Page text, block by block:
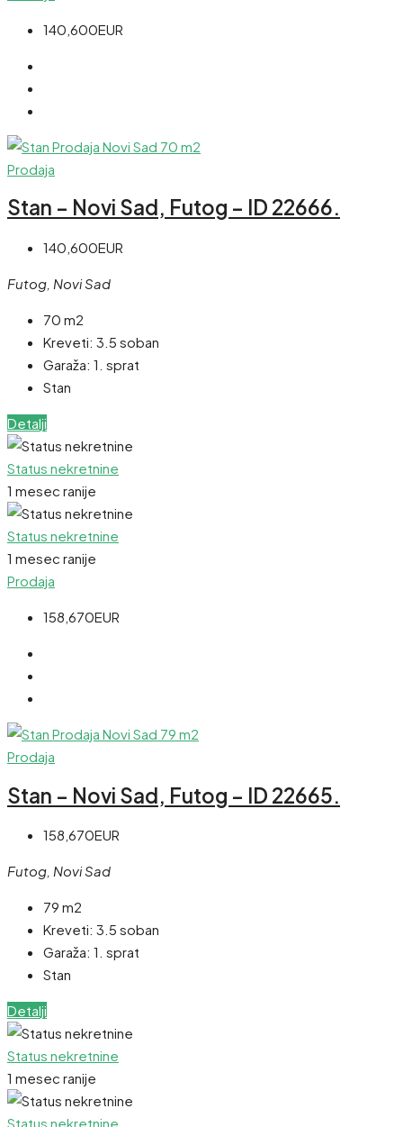
140,600EUR
Prodaja
Stan – Novi Sad, Futog – ID 22666.
140,600EUR
Futog, Novi Sad
70 m2
Kreveti: 3.5 soban
Garaža: 1. sprat
Stan
Detalji
Status nekretnine
1 mesec ranije
Status nekretnine
1 mesec ranije
Prodaja
158,670EUR
Prodaja
Stan – Novi Sad, Futog – ID 22665.
158,670EUR
Futog, Novi Sad
79 m2
Kreveti: 3.5 soban
Garaža: 1. sprat
Stan
Detalji
Status nekretnine
1 mesec ranije
Status nekretnine